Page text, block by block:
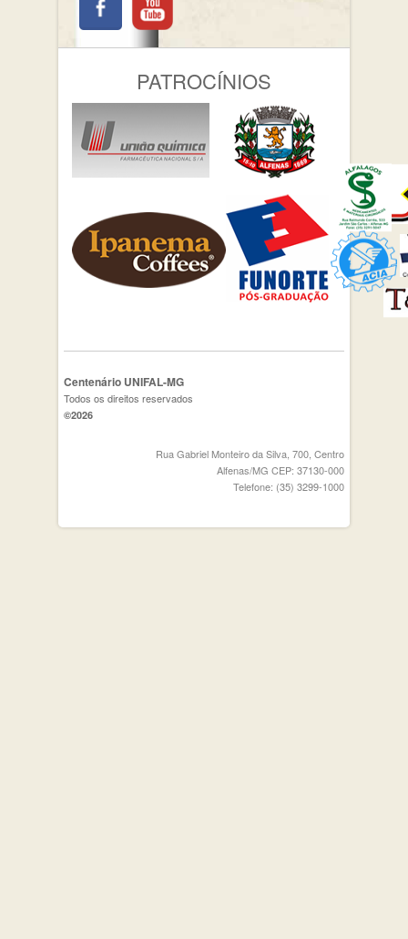
PATROCÍNIOS
Centenário UNIFAL-MG
Todos os direitos reservados
©2026
Rua Gabriel Monteiro da Silva, 700, Centro
Alfenas/MG CEP: 37130-000
Telefone: (35) 3299-1000